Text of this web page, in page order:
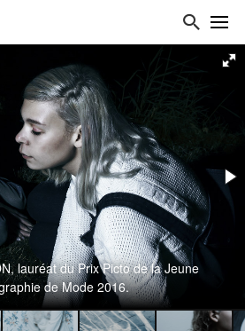
lauréat du Prix Picto de la Jeune
de Mode 2016.